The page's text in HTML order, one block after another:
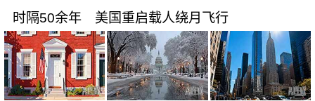
时隔50余年 美国重启载人绕月飞行